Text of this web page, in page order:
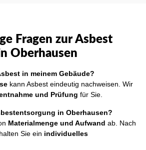
Fragen zur Asbest
Oberhausen
in meinem Gebäude?
kann Asbest eindeutig nachweisen. Wir
und Prüfung für Sie.
in Oberhausen?
Materialmenge und Aufwand ab. Nach
Sie ein individuelles